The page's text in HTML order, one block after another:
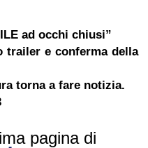
ad occhi chiusi”
trailer e conferma della
torna a fare notizia.
pagina di